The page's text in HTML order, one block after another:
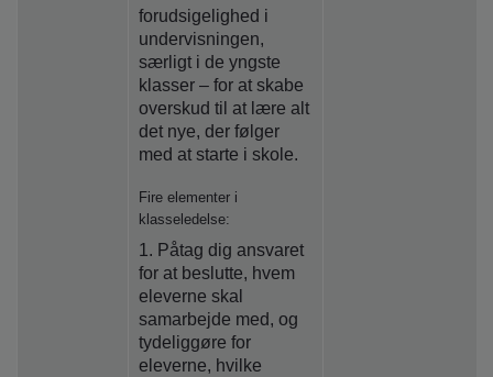
forudsigelighed i
undervisningen,
særligt i de yngste
klasser – for at skabe
overskud til at lære alt
det nye, der følger
med at starte i skole.
Fire elementer i
klasseledelse:
1. Påtag dig ansvaret
for at beslutte, hvem
eleverne skal
samarbejde med, og
tydeliggøre for
eleverne, hvilke